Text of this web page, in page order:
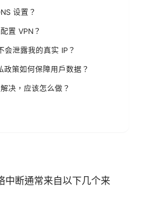
设置？
置 VPN？
会泄露我的真实 IP？
政策如何保障用户数据？
决，应该怎么做？
断通常来自以下几个来